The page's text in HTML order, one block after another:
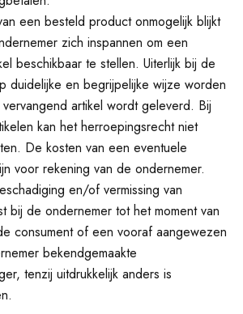
een besteld product onmogelijk blijkt
zich inspannen om een
beschikbaar te stellen. Uiterlijk bij de
duidelijke en begrijpelijke wijze worden
artikel wordt geleverd. Bij
kan het herroepingsrecht niet
De kosten van een eventuele
voor rekening van de ondernemer.
en/of vermissing van
bij de ondernemer tot het moment van
consument of een vooraf aangewezen
bekendgemaakte
tenzij uitdrukkelijk anders is